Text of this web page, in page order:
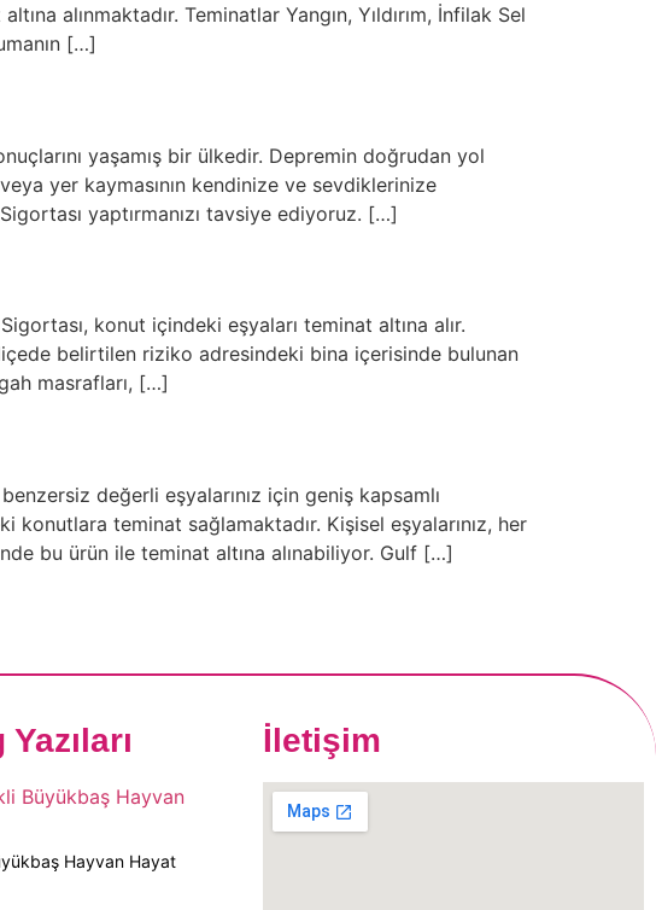
alınmaktadır. Teminatlar Yangın, Yıldırım, İnfilak Sel
[…]
yaşamış bir ülkedir. Depremin doğrudan yol
yer kaymasının kendinize ve sevdiklerinize
yaptırmanızı tavsiye ediyoruz. […]
konut içindeki eşyaları teminat altına alır.
belirtilen riziko adresindeki bina içerisinde bulunan
masrafları, […]
değerli eşyalarınız için geniş kapsamlı
teminat sağlamaktadır. Kişisel eşyalarınız, her
bu ürün ile teminat altına alınabiliyor. Gulf […]
Hayvan Hayat
İletişim